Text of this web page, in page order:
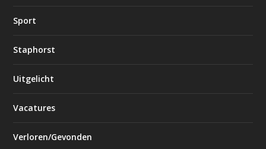
Sport
Staphorst
Uitgelicht
Vacatures
Verloren/Gevonden